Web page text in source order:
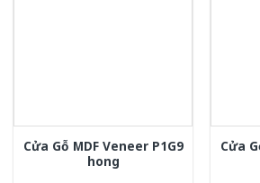
Cửa Gỗ MDF Veneer P1G9
hong
Cửa